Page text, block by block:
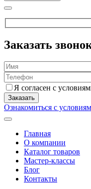
Заказать
Я согласен с
Ознакомиться с
Главная
О компании
Каталог товаров
Мастер-классы
Блог
Контакты